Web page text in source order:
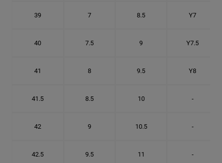
39 7 8.5 Y7
40 7.5 9 Y7.5
41 8 9.5 Y8
41.5 8.5 10 -
42 9 10.5 -
42.5 9.5 11 -